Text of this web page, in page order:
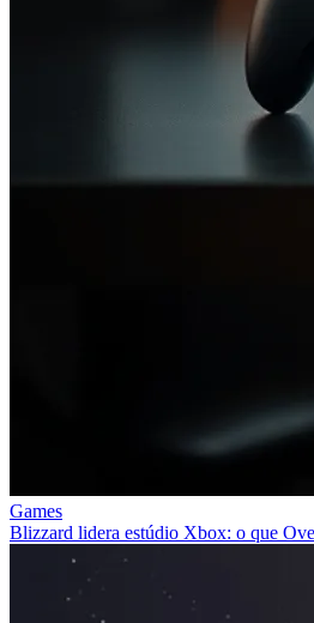
Games
Blizzard lidera estúdio Xbox: o que